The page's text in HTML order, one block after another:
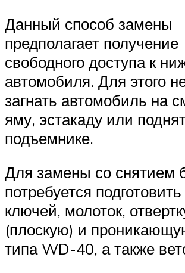
Данный способ замены
предполагает получение
свободного доступа к
автомобиля. Для этого
загнать автомобиль на
яму, эстакаду или
подъемнике.
Для замены со снятием
потребуется
ключей, молоток,
(плоскую) и
типа WD-40, а также